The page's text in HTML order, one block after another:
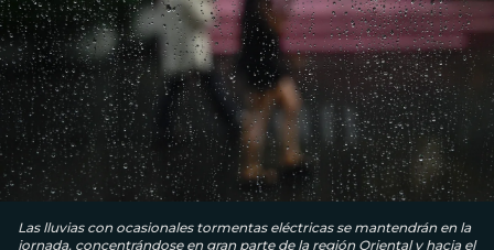
Las lluvias con ocasionales tormentas eléctricas se mantendrán en la
jornada, concentrándose en gran parte de la región Oriental y hacia el